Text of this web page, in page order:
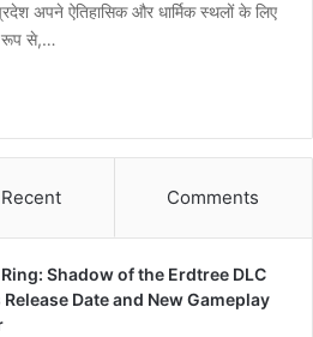
अपने ऐतिहासिक और धार्मिक स्थलों के लिए
रूप से,…
Recent Comments
Shadow of the Erdtree DLC
Release Date and New Gameplay